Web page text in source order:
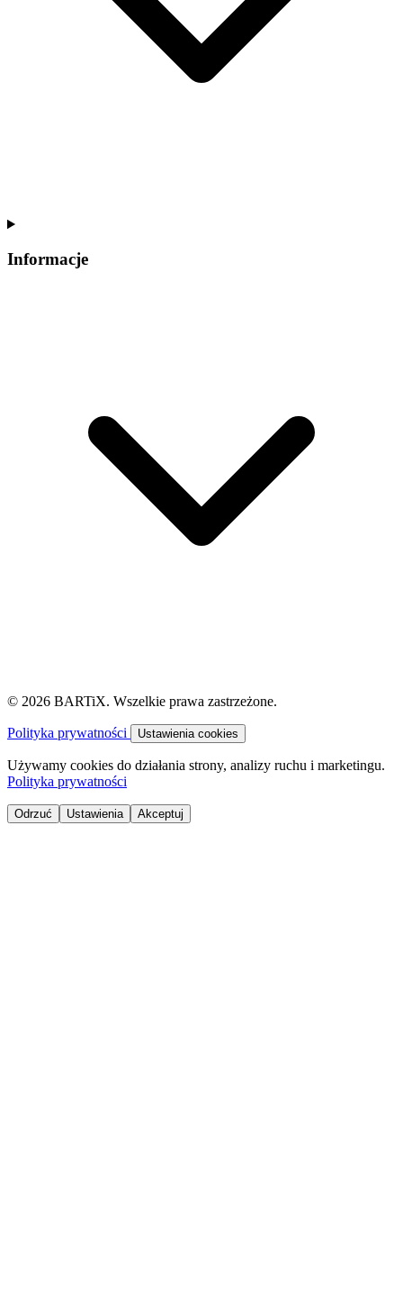
Informacje
© 2026 BARTiX. Wszelkie prawa zastrzeżone.
Polityka prywatności Ustawienia cookies
Używamy cookies do działania strony, analizy ruchu i marketingu.
Polityka prywatności
Odrzuć Ustawienia Akceptuj